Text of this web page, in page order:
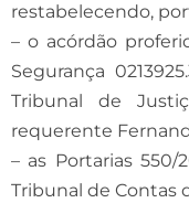
restabelecendo,
– o acórdão
Segurança
Tribunal de
requerente
– as Portarias 550/
Tribunal de Contas